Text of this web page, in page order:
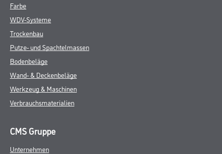
Farbe
WDV-Systeme
Trockenbau
Putze- und Spachtelmassen
Bodenbeläge
Wand- & Deckenbeläge
Werkzeug & Maschinen
Verbrauchsmaterialien
CMS Gruppe
Unternehmen